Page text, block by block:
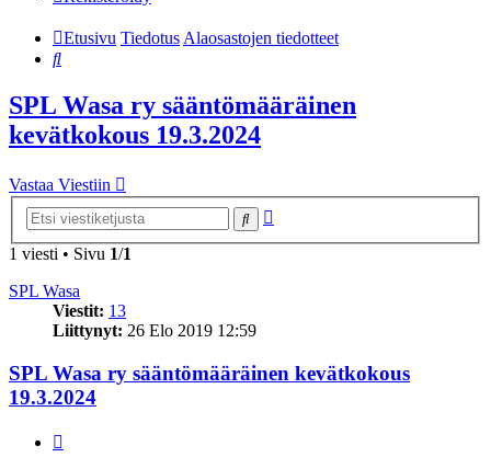
Etusivu TiedotusAlaosastojen tiedotteet
Etsi
SPL Wasa ry sääntömääräinen
kevätkokous 19.3.2024
Vastaa Viestiin
Etsi
1 viesti • Sivu 1/1
SPL Wasa
Viestit: 13
Liittynyt: 26 Elo 2019 12:59
SPL Wasa ry sääntömääräinen kevätkokous
19.3.2024